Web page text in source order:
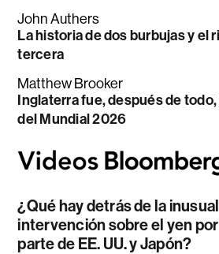
John Authers
La historia de dos burbujas y el
tercera
Matthew Brooker
Inglaterra fue, después de
del Mundial 2026
¿Qué hay detrás de la inusual
intervención sobre el yen por
parte de EE. UU. y Japón?